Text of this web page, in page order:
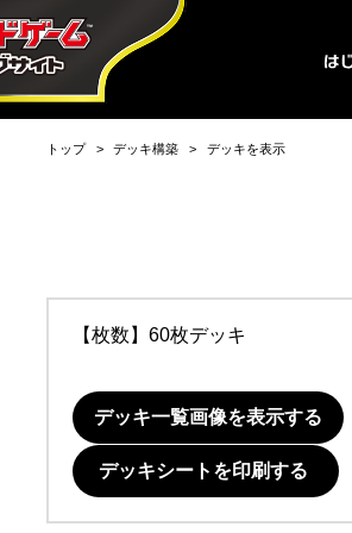
トップ デッキ構築 デッキを表示
【枚数】60枚デッキ
デッキ一覧画像を表示する
デッキシートを印刷する